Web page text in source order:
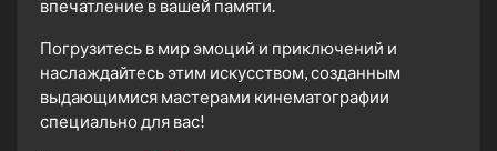
впечатление в вашей памяти.
Погрузитесь в мир эмоций и приключений и
наслаждайтесь этим искусством, созданным
выдающимися мастерами кинематографии
специально для вас!